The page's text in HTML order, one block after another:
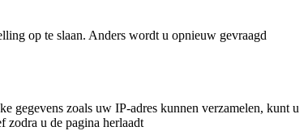
op te slaan. Anders wordt u opnieuw gevraagd
gegevens zoals uw IP-adres kunnen verzamelen, kunt u
zodra u de pagina herlaadt